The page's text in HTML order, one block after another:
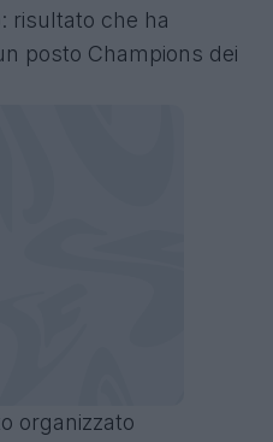
risultato che ha
posto Champions dei
organizzato